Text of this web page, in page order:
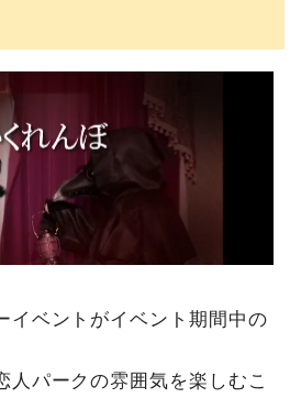
イベントがイベント期間中の
人パークの雰囲気を楽しむこ